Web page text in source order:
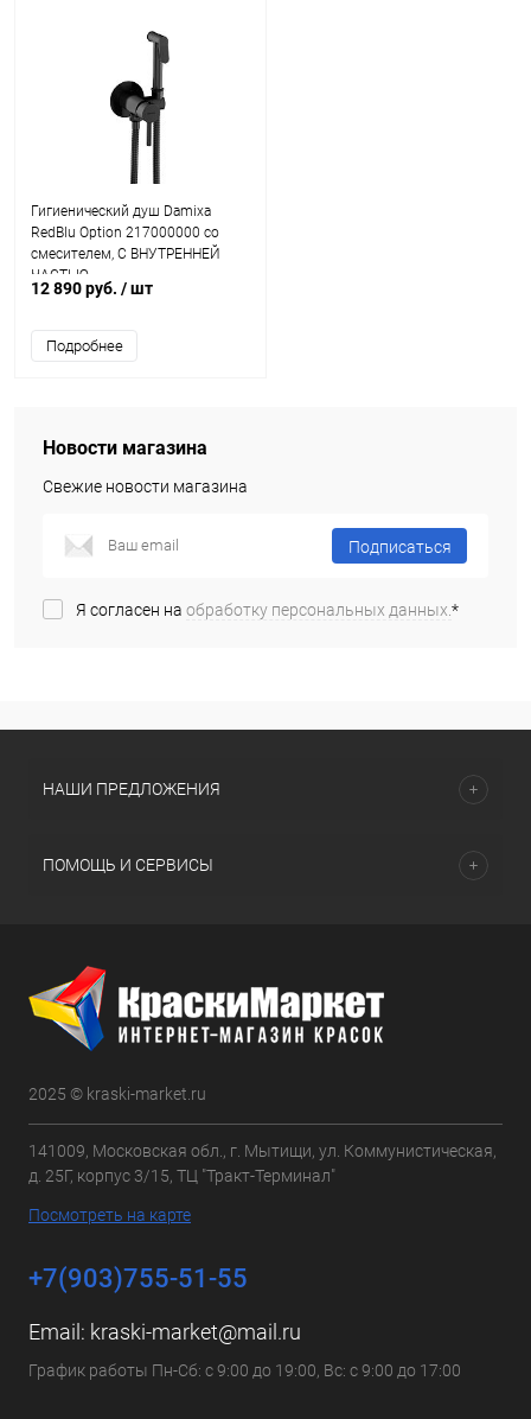
Гигиенический душ Damixa
RedBlu Option 217000000 со
смесителем, С ВНУТРЕННЕЙ
ЧАСТЬЮ
12 890 руб. / шт
Подробнее
Новости магазина
Свежие новости магазина
Подписаться
Я согласен на обработку персональных данных.*
НАШИ ПРЕДЛОЖЕНИЯ
ПОМОЩЬ И СЕРВИСЫ
2025 © kraski-market.ru
141009, Московская обл., г. Мытищи, ул. Коммунистическая,
д. 25Г, корпус 3/15, ТЦ "Тракт-Терминал"
Посмотреть на карте
+7(903)755-51-55
Email: kraski-market@mail.ru
График работы Пн-Сб: с 9:00 до 19:00, Вс: с 9:00 до 17:00